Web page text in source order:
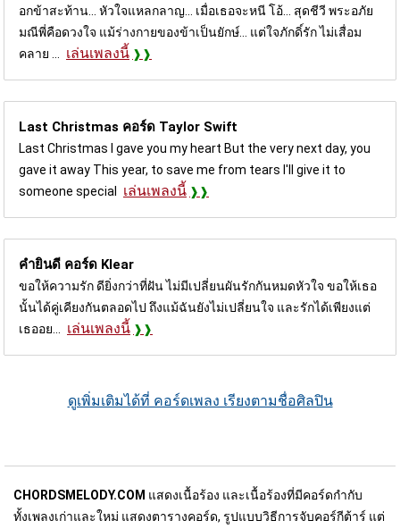
อกข้าสะท้าน... หัวใจแหลกลาญ... เมื่อเธอจะหนี โอ้... สุดชีวี พระอภัย
มณีพี่คือดวงใจ แม้ร่างกายของข้าเป็นยักษ์... แต่ใจภักดิ์รัก ไม่เสื่อม
คลาย ...
เล่นเพลงนี้
Last Christmas คอร์ด Taylor Swift
Last Christmas I gave you my heart But the very next day, you
gave it away This year, to save me from tears I'll give it to
someone special
เล่นเพลงนี้
คำยินดี คอร์ด Klear
ขอให้ความรัก ดียิ่งกว่าที่ฝัน ไม่มีเปลี่ยนผันรักกันหมดหัวใจ ขอให้เธอ
นั้นได้คู่เคียงกันตลอดไป ถึงแม้ฉันยังไม่เปลี่ยนใจ และรักได้เพียงแต่
เธออย...
เล่นเพลงนี้
ดูเพิ่มเติมได้ที่ คอร์ดเพลง เรียงตามชื่อศิลปิน
CHORDSMELODY.COM แสดงเนื้อร้อง และเนื้อร้องที่มีคอร์ดกำกับ
ทั้งเพลงเก่าและใหม่ แสดงตารางคอร์ด, รูปแบบวิธีการจับคอร์กีต้าร์ แต่